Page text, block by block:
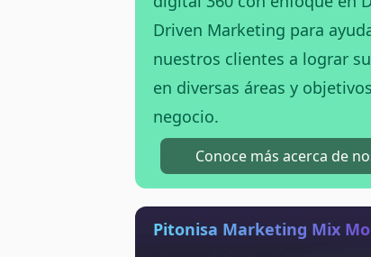
Driven Marketing para
nuestros clientes a lograr
en diversas áreas y
negocio.
Conoce más acerca de
Pitonisa Marketing Mix